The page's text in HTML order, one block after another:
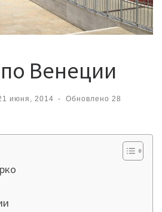
Венеции
июня, 2014 - Обновлено28